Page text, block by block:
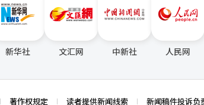
新华社 文汇网 中新社 人民网
著作权规定 读者提供新闻线索 新闻稿件投诉负